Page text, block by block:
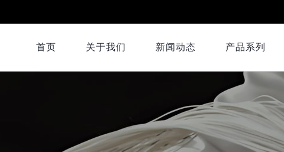
首页 关于我们 新闻动态 产品系列